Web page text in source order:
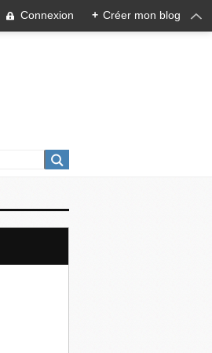
Connexion + Créer mon blog